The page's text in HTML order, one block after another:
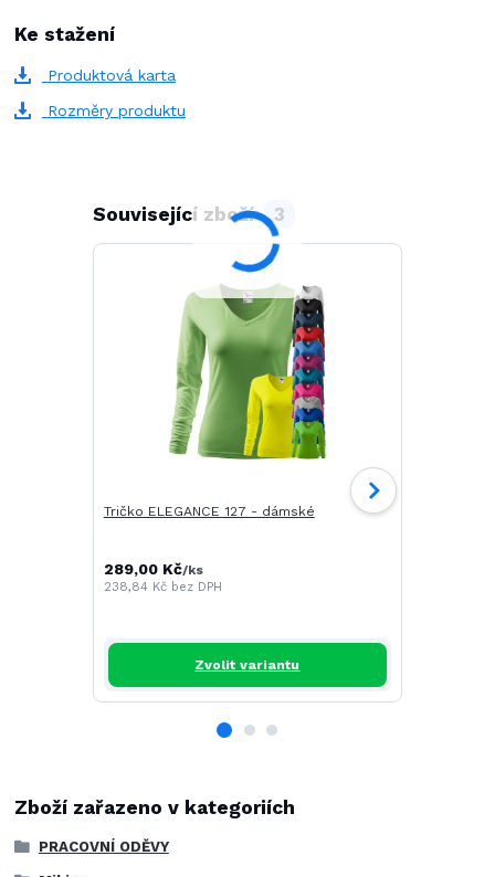
Ke stažení
Produktová karta
Rozměry produktu
Související zboží 3
Tričko ELEGANCE 127 - dámské
289,00 Kč/ks
238,84 Kč bez DPH
Zvolit variantu
Zboží zařazeno v kategoriích
PRACOVNÍ ODĚVY